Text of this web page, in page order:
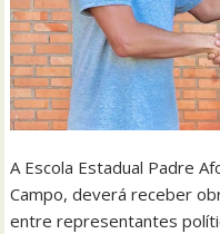
A Escola Estadual Padre
Campo, deverá receber
entre representantes